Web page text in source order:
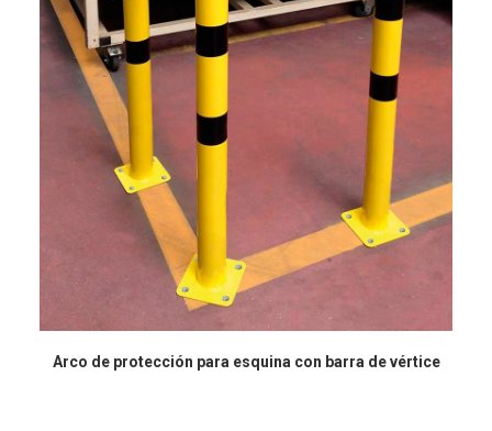
Arco de protección para esquina con barra de vértice